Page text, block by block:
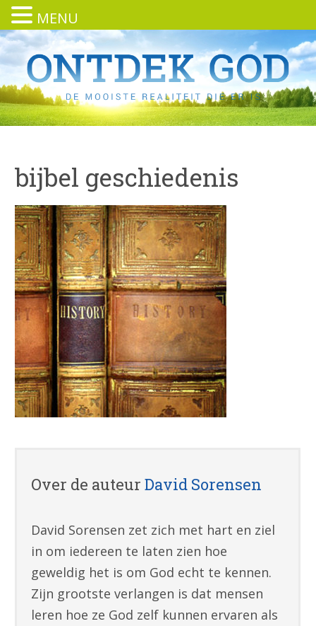
bijbel geschiedenis
Over de auteurDavid Sorensen
David Sorensen zet zich met hart en ziel
in om iedereen te laten zien hoe
geweldig het is om God echt te kennen.
Zijn grootste verlangen is dat mensen
leren hoe ze God zelf kunnen ervaren als
MENU